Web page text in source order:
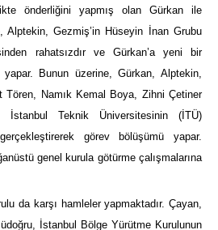
önderliğini yapmış olan Gürkan ile
Alptekin, Gezmiş’in Hüseyin İnan Grubu
rahatsızdır ve Gürkan’a yeni bir
Bunun üzerine, Gürkan, Alptekin,
Tören, Namık Kemal Boya, Zihni Çetiner
İstanbul Teknik Üniversitesinin (İTÜ)
görev bölüşümü yapar.
genel kurula götürme çalışmalarına
da karşı hamleler yapmaktadır. Çayan,
İstanbul Bölge Yürütme Kurulunun